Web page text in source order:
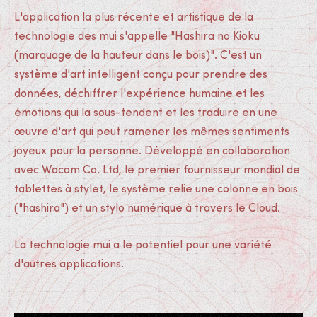
L'application la plus récente et artistique de la
technologie des mui s'appelle "Hashira no Kioku
(marquage de la hauteur dans le bois)". C'est un
système d'art intelligent conçu pour prendre des
données, déchiffrer l'expérience humaine et les
émotions qui la sous-tendent et les traduire en une
œuvre d'art qui peut ramener les mêmes sentiments
joyeux pour la personne. Développé en collaboration
avec Wacom Co. Ltd, le premier fournisseur mondial de
tablettes à stylet, le système relie une colonne en bois
("hashira") et un stylo numérique à travers le Cloud.
La technologie mui a le potentiel pour une variété
d'autres applications.